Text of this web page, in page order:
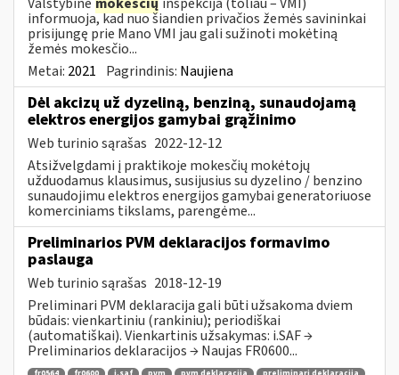
informuoja, kad nuo šiandien privačios žemės savininkai
prisijungę prie Mano VMI jau gali sužinoti mokėtiną
žemės mokesčio...
Metai: 2021 Pagrindinis: Naujiena
Dėl akcizų už dyzeliną, benziną, sunaudojamą
elektros energijos gamybai grąžinimo
Web turinio sąrašas 2022-12-12
Atsižvelgdami į praktikoje mokesčių mokėtojų
užduodamus klausimus, susijusius su dyzelino / benzino
sunaudojimu elektros energijos gamybai generatoriuose
komerciniams tikslams, parengėme...
Preliminarios PVM deklaracijos formavimo
paslauga
Web turinio sąrašas 2018-12-19
Preliminari PVM deklaracija gali būti užsakoma dviem
būdais: vienkartiniu (rankiniu); periodiškai
(automatiškai). Vienkartinis užsakymas: i.SAF →
Preliminarios deklaracijos → Naujas FR0600...